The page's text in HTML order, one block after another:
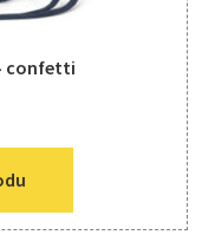
confetti